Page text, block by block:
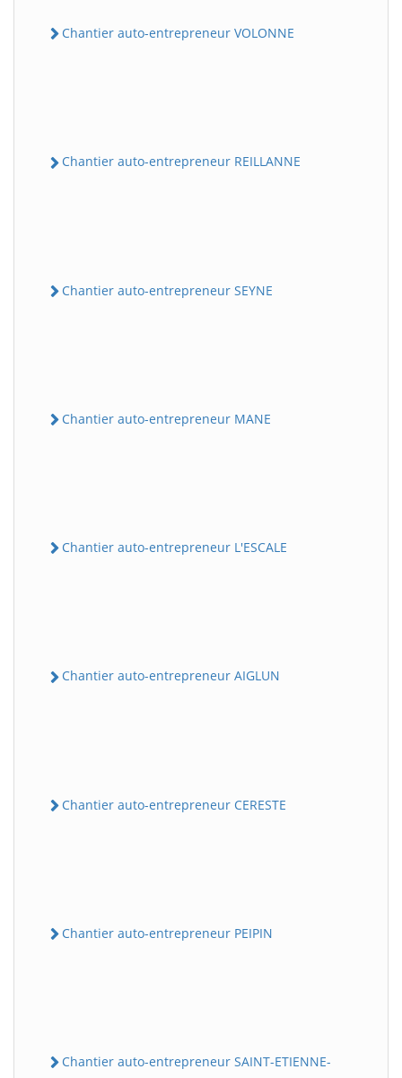
Chantier auto-entrepreneur VOLONNE
Chantier auto-entrepreneur REILLANNE
Chantier auto-entrepreneur SEYNE
Chantier auto-entrepreneur MANE
Chantier auto-entrepreneur L'ESCALE
Chantier auto-entrepreneur AIGLUN
Chantier auto-entrepreneur CERESTE
Chantier auto-entrepreneur PEIPIN
Chantier auto-entrepreneur SAINT-ETIENNE-